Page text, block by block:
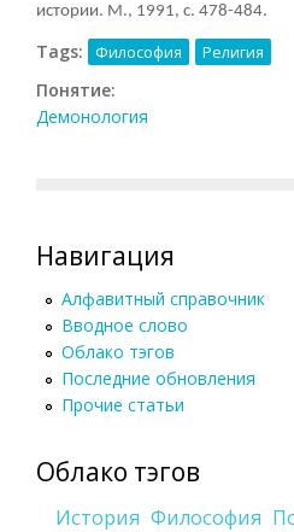
истории. М., 1991, с. 478-484.
Tags: Философия Религия
Понятие:
Демонология
Навигация
Алфавитный справочник
Вводное слово
Облако тэгов
Последние обновления
Прочие статьи
Облако тэгов
История Философия